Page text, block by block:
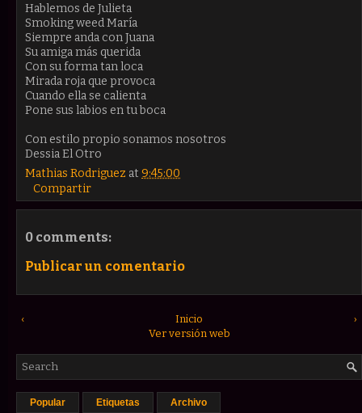
Hablemos de Julieta
Smoking weed María
Siempre anda con Juana
Su amiga más querida
Con su forma tan loca
Mirada roja que provoca
Cuando ella se calienta
Pone sus labios en tu boca
Con estilo propio sonamos nosotros
Dessia El Otro
Mathias Rodriguez at 9:45:00
Compartir
0 comments:
Publicar un comentario
‹ ›
Inicio
Ver versión web
Popular Etiquetas Archivo